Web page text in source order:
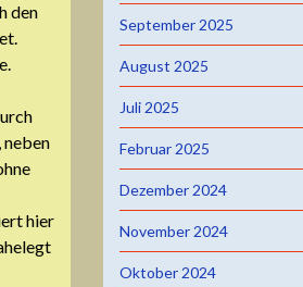
den
neben
hier
September 2025
August 2025
Juli 2025
Februar 2025
Dezember 2024
November 2024
Oktober 2024